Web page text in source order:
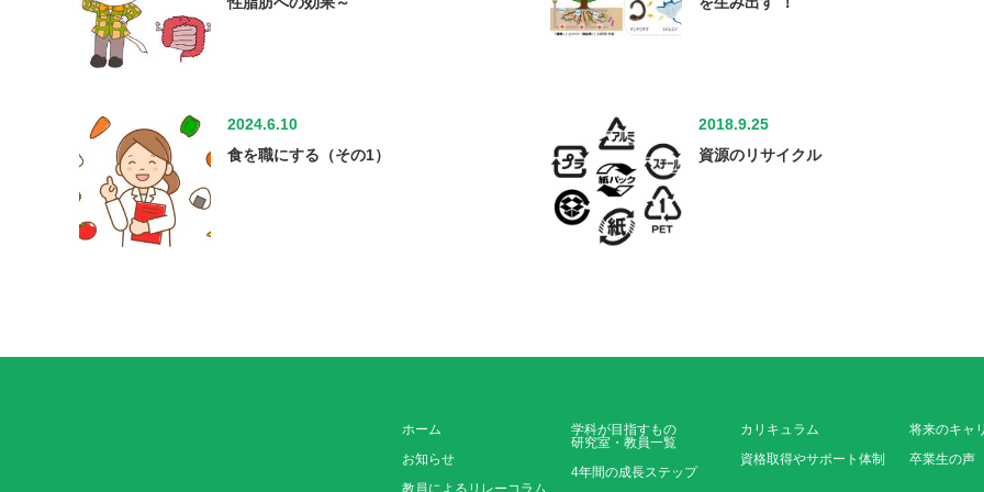
2024.6.10
食を職にする（その1）
2018.9.25
資源のリサイクル
ホーム
お知らせ
教員によるリレーコラム
学科が目指すもの
研究室・教員一覧
4年間の成長ステップ
カリキュラム
資格取得やサポート体制
将来のキャ
卒業生の声